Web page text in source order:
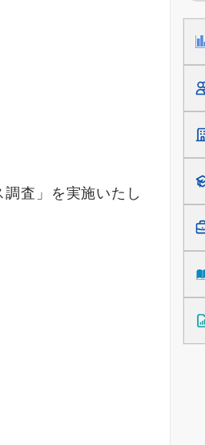
査」を実施いたし